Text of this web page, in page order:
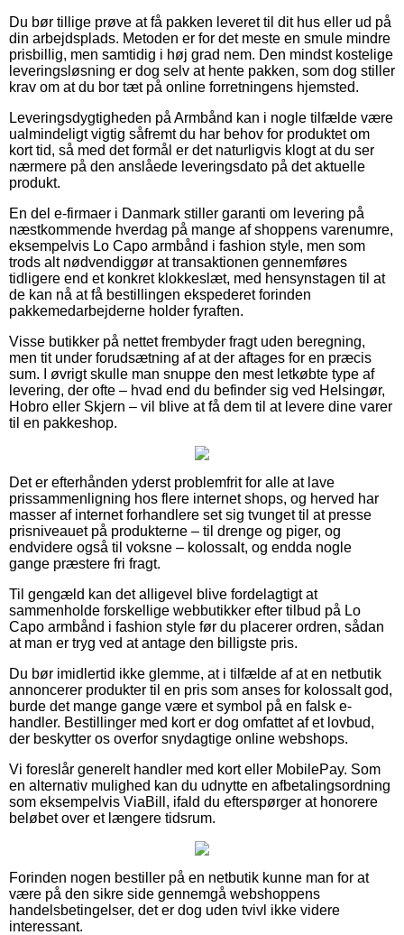
Du bør tillige prøve at få pakken leveret til dit hus eller ud på
din arbejdsplads. Metoden er for det meste en smule mindre
prisbillig, men samtidig i høj grad nem. Den mindst kostelige
leveringsløsning er dog selv at hente pakken, som dog stiller
krav om at du bor tæt på online forretningens hjemsted.
Leveringsdygtigheden på Armbånd kan i nogle tilfælde være
ualmindeligt vigtig såfremt du har behov for produktet om
kort tid, så med det formål er det naturligvis klogt at du ser
nærmere på den anslåede leveringsdato på det aktuelle
produkt.
En del e-firmaer i Danmark stiller garanti om levering på
næstkommende hverdag på mange af shoppens varenumre,
eksempelvis Lo Capo armbånd i fashion style, men som
trods alt nødvendiggør at transaktionen gennemføres
tidligere end et konkret klokkeslæt, med hensynstagen til at
de kan nå at få bestillingen ekspederet forinden
pakkemedarbejderne holder fyraften.
Visse butikker på nettet frembyder fragt uden beregning,
men tit under forudsætning af at der aftages for en præcis
sum. I øvrigt skulle man snuppe den mest letkøbte type af
levering, der ofte – hvad end du befinder sig ved Helsingør,
Hobro eller Skjern – vil blive at få dem til at levere dine varer
til en pakkeshop.
Det er efterhånden yderst problemfrit for alle at lave
prissammenligning hos flere internet shops, og herved har
masser af internet forhandlere set sig tvunget til at presse
prisniveauet på produkterne – til drenge og piger, og
endvidere også til voksne – kolossalt, og endda nogle
gange præstere fri fragt.
Til gengæld kan det alligevel blive fordelagtigt at
sammenholde forskellige webbutikker efter tilbud på Lo
Capo armbånd i fashion style før du placerer ordren, sådan
at man er tryg ved at antage den billigste pris.
Du bør imidlertid ikke glemme, at i tilfælde af at en netbutik
annoncerer produkter til en pris som anses for kolossalt god,
burde det mange gange være et symbol på en falsk e-
handler. Bestillinger med kort er dog omfattet af et lovbud,
der beskytter os overfor snydagtige online webshops.
Vi foreslår generelt handler med kort eller MobilePay. Som
en alternativ mulighed kan du udnytte en afbetalingsordning
som eksempelvis ViaBill, ifald du efterspørger at honorere
beløbet over et længere tidsrum.
Forinden nogen bestiller på en netbutik kunne man for at
være på den sikre side gennemgå webshoppens
handelsbetingelser, det er dog uden tvivl ikke videre
interessant.